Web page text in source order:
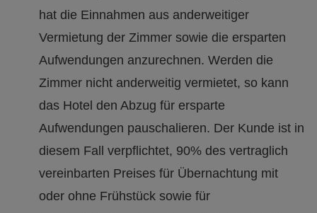
hat die Einnahmen aus anderweitiger
Vermietung der Zimmer sowie die ersparten
Aufwendungen anzurechnen. Werden die
Zimmer nicht anderweitig vermietet, so kann
das Hotel den Abzug für ersparte
Aufwendungen pauschalieren. Der Kunde ist in
diesem Fall verpflichtet, 90% des vertraglich
vereinbarten Preises für Übernachtung mit
oder ohne Frühstück sowie für